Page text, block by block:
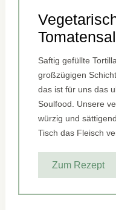
Saftig gefüllte
großzügigen
das ist für uns das
Soulfood. Unsere
würzig und
Tisch das Fleisch
Zum Rezept